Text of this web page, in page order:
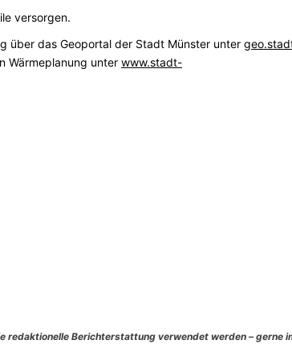
versorgen.
über das Geoportal der Stadt Münster unter
Wärmeplanung unter www.stadt-
Berichterstattung verwendet werden – gerne